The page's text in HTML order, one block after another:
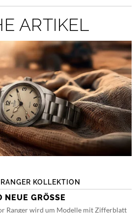
ARTIKEL
KOLLEKTION
GRÖSSE
Ranger wird um Modelle mit Zifferblatt